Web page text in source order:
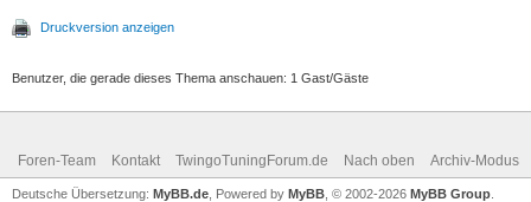
Druckversion anzeigen
Benutzer, die gerade dieses Thema anschauen: 1 Gast/Gäste
Foren-Team Kontakt TwingoTuningForum.de Nach oben Archiv-Modus
Deutsche Übersetzung: MyBB.de , Powered by MyBB , © 2002-2026 MyBB Group